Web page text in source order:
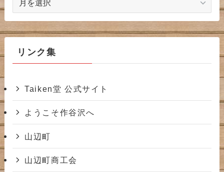
カ
イ
ブリンク集
Taiken堂 公式サイト
ようこそ作谷沢へ
山辺町
山辺町商工会